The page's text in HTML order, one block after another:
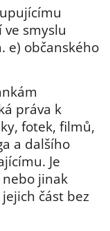
smyslu
e) občanského
práva k
fotek, filmů,
a dalšího
Je
jinak
část bez